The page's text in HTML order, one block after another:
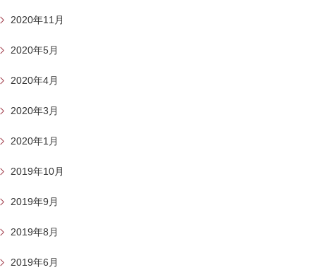
2020年11月
2020年5月
2020年4月
2020年3月
2020年1月
2019年10月
2019年9月
2019年8月
2019年6月